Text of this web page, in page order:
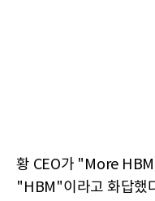
황 CEO가 "More
"HBM"이라고 화답했